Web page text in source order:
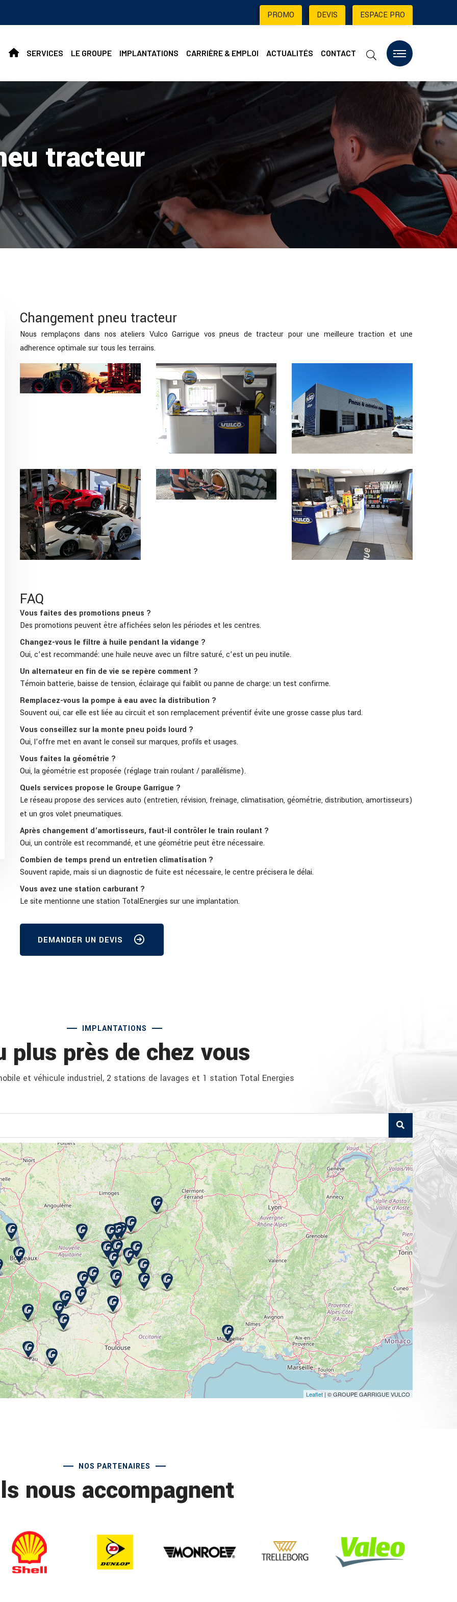
PROMO | DEVIS | ESPACE PRO
SERVICES LE GROUPE IMPLANTATIONS CARRIÈRE & EMPLOI ACTUALITÉS CONTACT
tracteur
Changement pneu tracteur
Nous remplaçons dans nos ateliers Vulco Garrigue vos pneus de tracteur pour une meilleure traction et une
adherence optimale sur tous les terrains.
FAQ
Vous faites des promotions pneus ?
Des promotions peuvent être affichées selon les périodes et les centres.
Changez-vous le filtre à huile pendant la vidange ?
Oui, c’est recommandé: une huile neuve avec un filtre saturé, c’est un peu inutile.
Un alternateur en fin de vie se repère comment ?
Témoin batterie, baisse de tension, éclairage qui faiblit ou panne de charge: un test confirme.
Remplacez-vous la pompe à eau avec la distribution ?
Souvent oui, car elle est liée au circuit et son remplacement préventif évite une grosse casse plus tard.
Vous conseillez sur la monte pneu poids lourd ?
Oui, l’offre met en avant le conseil sur marques, profils et usages.
Vous faites la géométrie ?
Oui, la géométrie est proposée (réglage train roulant / parallélisme).
Quels services propose le Groupe Garrigue ?
Le réseau propose des services auto (entretien, révision, freinage, climatisation, géométrie, distribution, amortisseurs)
et un gros volet pneumatiques.
Après changement d’amortisseurs, faut-il contrôler le train roulant ?
Oui, un contrôle est recommandé, et une géométrie peut être nécessaire.
Combien de temps prend un entretien climatisation ?
Souvent rapide, mais si un diagnostic de fuite est nécessaire, le centre précisera le délai.
Vous avez une station carburant ?
Le site mentionne une station TotalEnergies sur une implantation.
DEMANDER UN DEVIS
IMPLANTATIONS
plus près de chez vous
et véhicule industriel, 2 stations de lavages et 1 station Total Energies
Leaflet | © GROUPE GARRIGUE VULCO
NOS PARTENAIRES
nous accompagnent